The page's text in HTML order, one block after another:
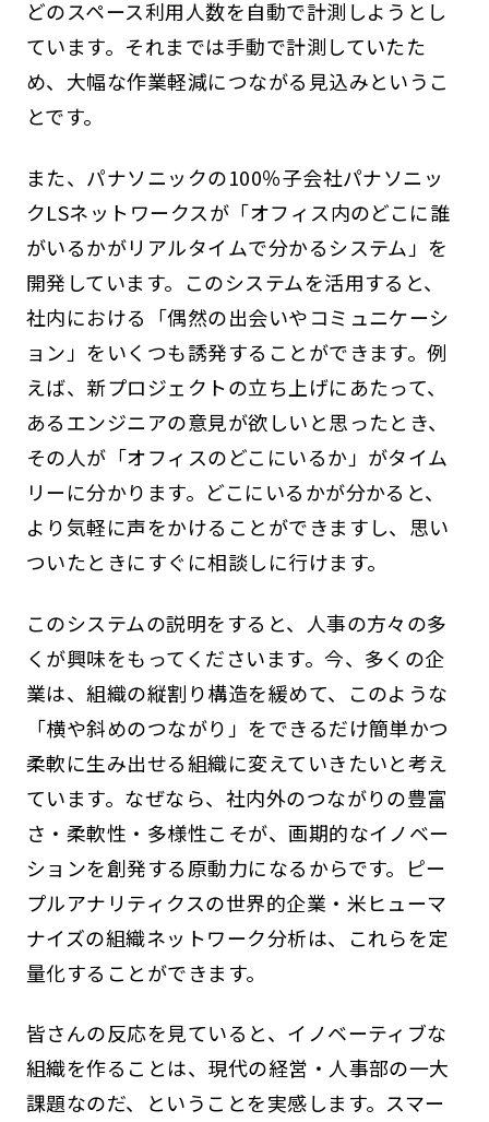
どのスペース利用人数を自動で計測しようとし
ています。それまでは手動で計測していたた
め、大幅な作業軽減につながる見込みというこ
とです。
また、パナソニックの100％子会社パナソニッ
クLSネットワークスが「オフィス内のどこに誰
がいるかがリアルタイムで分かるシステム」を
開発しています。このシステムを活用すると、
社内における「偶然の出会いやコミュニケーシ
ョン」をいくつも誘発することができます。例
えば、新プロジェクトの立ち上げにあたって、
あるエンジニアの意見が欲しいと思ったとき、
その人が「オフィスのどこにいるか」がタイム
リーに分かります。どこにいるかが分かると、
より気軽に声をかけることができますし、思い
ついたときにすぐに相談しに行けます。
このシステムの説明をすると、人事の方々の多
くが興味をもってくださいます。今、多くの企
業は、組織の縦割り構造を緩めて、このような
「横や斜めのつながり」をできるだけ簡単かつ
柔軟に生み出せる組織に変えていきたいと考え
ています。なぜなら、社内外のつながりの豊富
さ・柔軟性・多様性こそが、画期的なイノベー
ションを創発する原動力になるからです。ピー
プルアナリティクスの世界的企業・米ヒューマ
ナイズの組織ネットワーク分析は、これらを定
量化することができます。
皆さんの反応を見ていると、イノベーティブな
組織を作ることは、現代の経営・人事部の一大
課題なのだ、ということを実感します。スマー